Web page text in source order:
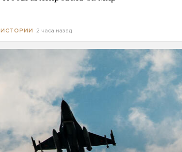
ИСТОРИИ 2 часа назад